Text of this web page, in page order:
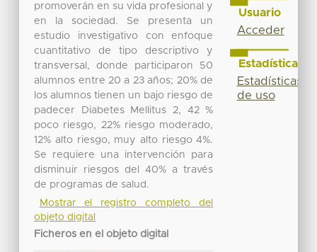
promoverán en su vida profesional y
en la sociedad. Se presenta un
estudio investigativo con enfoque
cuantitativo de tipo descriptivo y
transversal, donde participaron 50
alumnos entre 20 a 23 años; 20% de
los alumnos tienen un bajo riesgo de
padecer Diabetes Mellitus 2, 42 %
poco riesgo, 22% riesgo moderado,
12% alto riesgo, muy alto riesgo 4%.
Se requiere una intervención para
disminuir riesgos del 40% a través
de programas de salud.
Mostrar el registro completo del
objeto digital
Ficheros en el objeto digital
Usuario
Acceder
Estadísticas
Estadísticas
de uso